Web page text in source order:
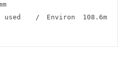
used  / Environ 108.6m